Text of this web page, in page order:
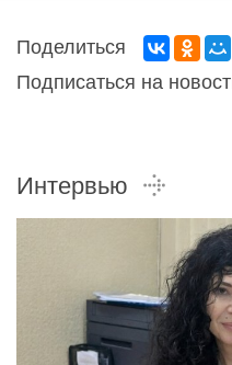
Поделиться
Подписаться на
Интервью